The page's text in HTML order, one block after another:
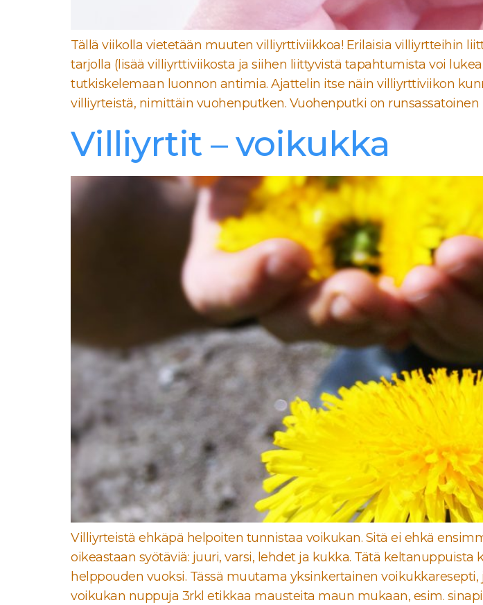
Tällä viikolla vietetään muuten villiyrttiviikkoa! Erilaisia villiyrtteihin
tarjolla (lisää villiyrttiviikosta ja siihen liittyvistä tapahtumista voi
tutkiskelemaan luonnon antimia. Ajattelin itse näin villiyrttiviikon
villiyrteistä, nimittäin vuohenputken. Vuohenputki on runsassatoinen
Villiyrtit – voikukka
Villiyrteistä ehkäpä helpoiten tunnistaa voikukan. Sitä ei ehkä
oikeastaan syötäviä: juuri, varsi, lehdet ja kukka. Tätä
helppouden vuoksi. Tässä muutama yksinkertainen
voikukan nuppuja 3rkl etikkaa mausteita maun mukaan, esim.